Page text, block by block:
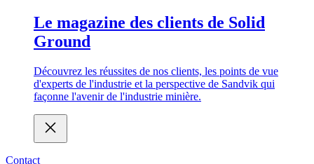
Le magazine des clients de Solid
Ground
Découvrez les réussites de nos clients, les points de vue
d'experts de l'industrie et la perspective de Sandvik qui
façonne l'avenir de l'industrie minière.
Contact